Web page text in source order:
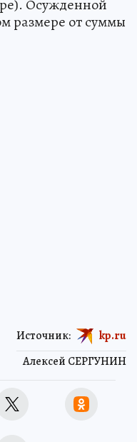
Осужденной
размере от суммы
Алексей СЕРГУНИН
Источник: kp.ru